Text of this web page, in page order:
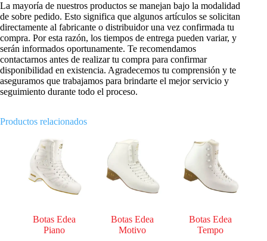
La mayoría de nuestros productos se manejan bajo la modalidad
de sobre pedido. Esto significa que algunos artículos se solicitan
directamente al fabricante o distribuidor una vez confirmada tu
compra. Por esta razón, los tiempos de entrega pueden variar, y
serán informados oportunamente. Te recomendamos
contactarnos antes de realizar tu compra para confirmar
disponibilidad en existencia. Agradecemos tu comprensión y te
aseguramos que trabajamos para brindarte el mejor servicio y
seguimiento durante todo el proceso.
Productos relacionados
Botas Edea
Piano
Botas Edea
Motivo
Botas Edea
Tempo